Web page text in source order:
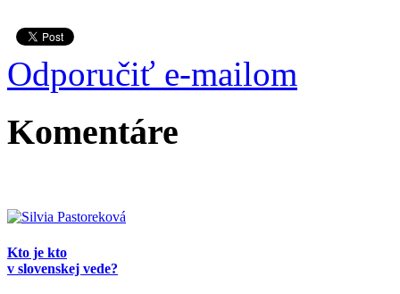
Odporučiť e-mailom
Komentáre
Kto je kto
v slovenskej vede?